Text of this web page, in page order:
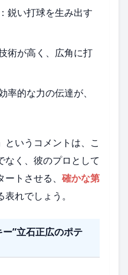
鋭い打球を生み出す
術が高く、広角に打
率的な力の伝達が、
いうコメントは、こ
なく、彼のプロとして
トさせる、 確かな第
れでしょう。
”立石正広のポテ